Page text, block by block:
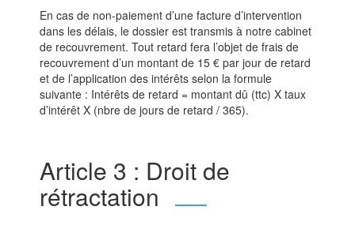
En cas de non-paiement d’une facture d’intervention
dans les délais, le dossier est transmis à notre cabinet
de recouvrement. Tout retard fera l’objet de frais de
recouvrement d’un montant de 15 € par jour de retard
et de l’application des intérêts selon la formule
suivante : Intérêts de retard = montant dû (ttc) X taux
d’intérêt X (nbre de jours de retard / 365).
Article 3 : Droit de
rétractation